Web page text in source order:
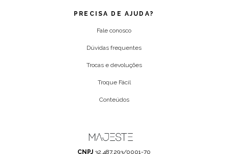
PRECISA DE AJUDA?
Fale conosco
Dúvidas frequentes
Trocas e devoluções
Troque Fácil
Conteúdos
CNPJ 32.487.293/0001-70